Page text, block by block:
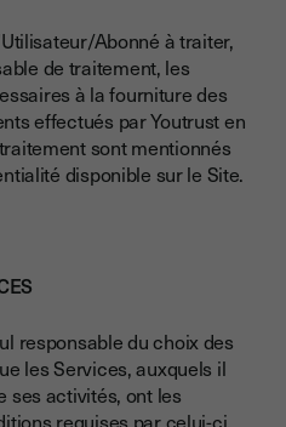
Abonné à traiter,
de traitement, les
à la fourniture des
effectués par Youtrust en
sont mentionnés
disponible sur le Site.
responsable du choix des
les Services, auxquels il
ses activités, ont les
requises par celui-ci.